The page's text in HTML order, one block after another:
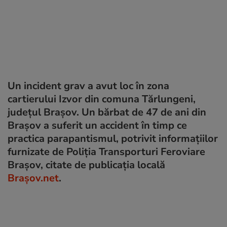
Un incident grav a avut loc în zona
cartierului Izvor din comuna Tărlungeni,
județul Brașov. Un bărbat de 47 de ani din
Brașov a suferit un accident în timp ce
practica parapantismul, potrivit informațiilor
furnizate de Poliția Transporturi Feroviare
Brașov, citate de publicația locală
Brașov.net.